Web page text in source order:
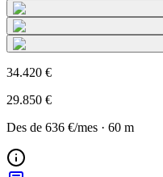
34.420 €
29.850 €
Des de 636 €/mes · 60 m